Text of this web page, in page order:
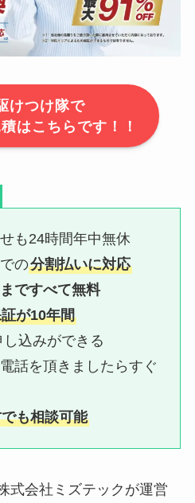
けつけ隊で
はこちらです！！
も24時間年中無休
の分割払いに対応
ですべて無料
が10年間
し込みができる
話を頂きましたらすぐ
も相談可能
式会社ミズテックが運営